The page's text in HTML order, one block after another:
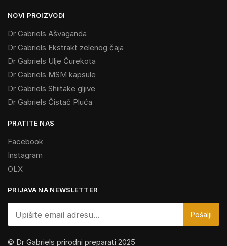
NOVI PROIZVODI
Dr Gabriels Ašvaganda
Dr Gabriels Ekstrakt zelenog čaja
Dr Gabriels Ulje Čurekota
Dr Gabriels MSM kapsule
Dr Gabriels Shiitake gljive
Dr Gabriels Čistač Pluća
PRATITE NAS
Facebook
Instagram
OLX
PRIJAVA NA NEWSLETTER
© Dr Gabriels prirodni preparati 2025